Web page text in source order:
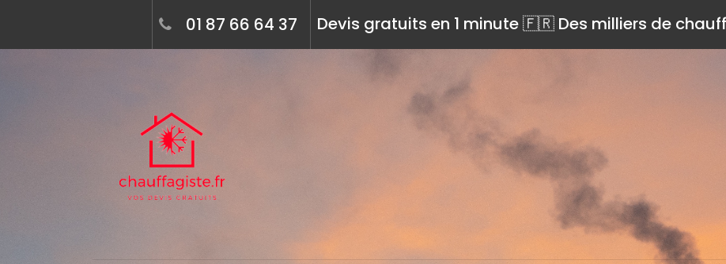
Devis gratuits en 1 minute 🇫🇷 Des milliers de
01 87 66 64 37